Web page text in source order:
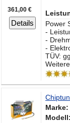
361,00 €
Details
Power
-
-
-
TÜV:
Marke:
Modell: